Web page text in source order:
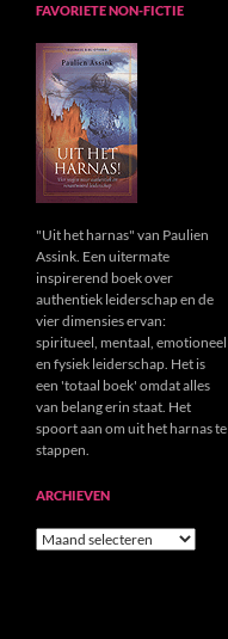
FAVORIETE NON-FICTIE
"Uit het harnas" van Paulien
Assink. Een uitermate
inspirerend boek over
authentiek leiderschap en de
vier dimensies ervan:
spiritueel, mentaal, emotioneel
en fysiek leiderschap. Het is
een 'totaal boek' omdat alles
van belang erin staat. Het
spoort aan om uit het harnas te
stappen.
ARCHIEVEN
Archieven